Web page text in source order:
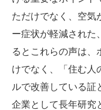
ただけでなく、空気
ー症状が軽減された
るとこれらの声は、
けでなく、「住む人
ルで改善している証
企業として長年研究